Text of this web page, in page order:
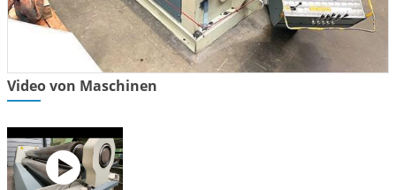
Video von Maschinen